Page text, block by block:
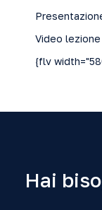
Video lezione
{flv
Hai